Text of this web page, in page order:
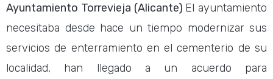
Ayuntamiento Torrevieja (Alicante) El ayuntamiento
necesitaba desde hace un tiempo modernizar sus
servicios de enterramiento en el cementerio de su
localidad, han llegado a un acuerdo para